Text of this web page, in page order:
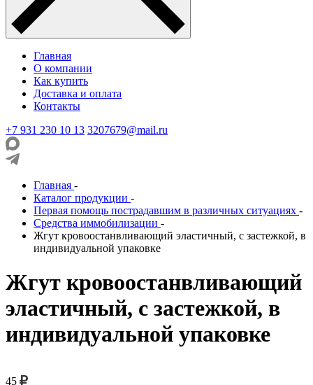
Главная
О компании
Как купить
Доставка и оплата
Контакты
+7 931 230 10 13 3207679@mail.ru
Главная -
Каталог продукции -
Первая помощь пострадавшим в различных ситуациях -
Средства иммобилизации -
Жгут кровоостанвливающий эластичный, с застежкой, в
индивидуальной упаковке
Жгут кровоостанвливающий
эластичный, с застежкой, в
индивидуальной упаковке
45